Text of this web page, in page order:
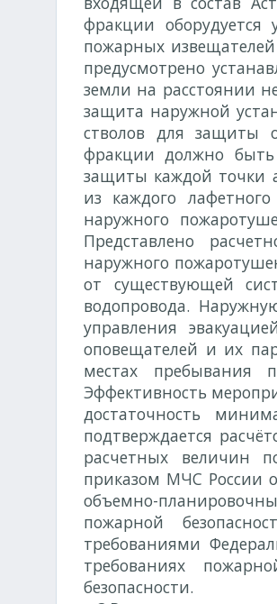
фракции оборудуется
пожарных
предусмотрено
земли на расстоянии
защита наружной
стволов для защиты
фракции должно быть
защиты каждой точки
из каждого
наружного
Представлено
наружного
от существующей
водопровода.
управления
оповещателей и их
местах пребывания
Эффективность
достаточность
подтверждается
расчетных величин
приказом МЧС России
объемно-
пожарной
требованиями
требованиях
безопасности.